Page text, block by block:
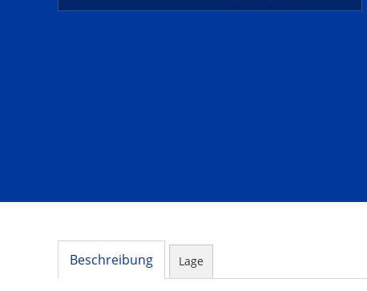
Beschreibung Lage